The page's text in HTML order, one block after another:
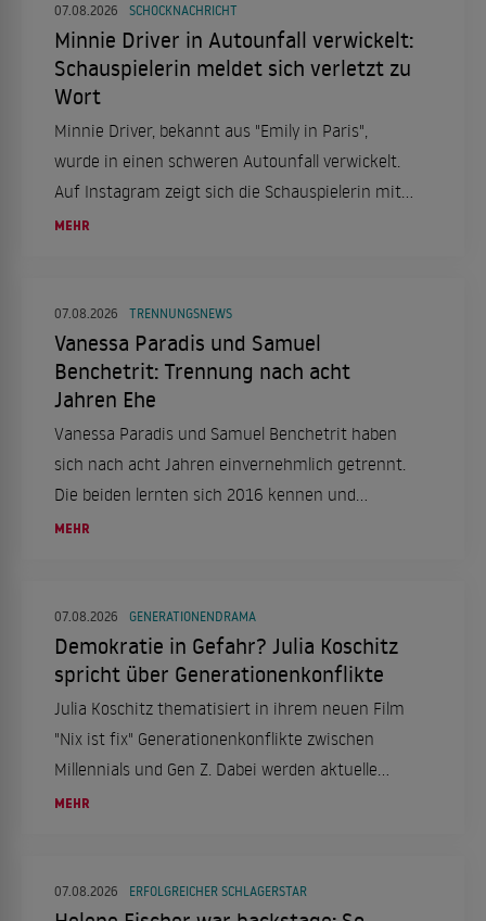
07.08.2026 SCHOCKNACHRICHT
Minnie Driver in Autounfall verwickelt:
Schauspielerin meldet sich verletzt zu
Wort
Minnie Driver, bekannt aus "Emily in Paris",
wurde in einen schweren Autounfall verwickelt.
Auf Instagram zeigt sich die Schauspielerin mit
einer Halskrause und berichtet von dem Vorfall,
MEHR
07.08.2026 TRENNUNGSNEWS
Vanessa Paradis und Samuel
Benchetrit: Trennung nach acht
Jahren Ehe
Vanessa Paradis und Samuel Benchetrit haben
sich nach acht Jahren einvernehmlich getrennt.
Die beiden lernten sich 2016 kennen und
heirateten 2018. Ein Statement ihres
MEHR
07.08.2026 GENERATIONENDRAMA
Demokratie in Gefahr? Julia Koschitz
spricht über Generationenkonflikte
Julia Koschitz thematisiert in ihrem neuen Film
"Nix ist fix" Generationenkonflikte zwischen
Millennials und Gen Z. Dabei werden aktuelle
gesellschaftliche und politische Themen
MEHR
07.08.2026 ERFOLGREICHER SCHLAGERSTAR